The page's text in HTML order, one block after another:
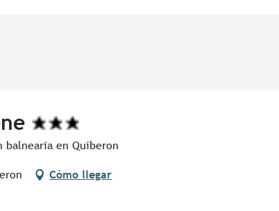
balnearia en Quiberon
Cómo llegar